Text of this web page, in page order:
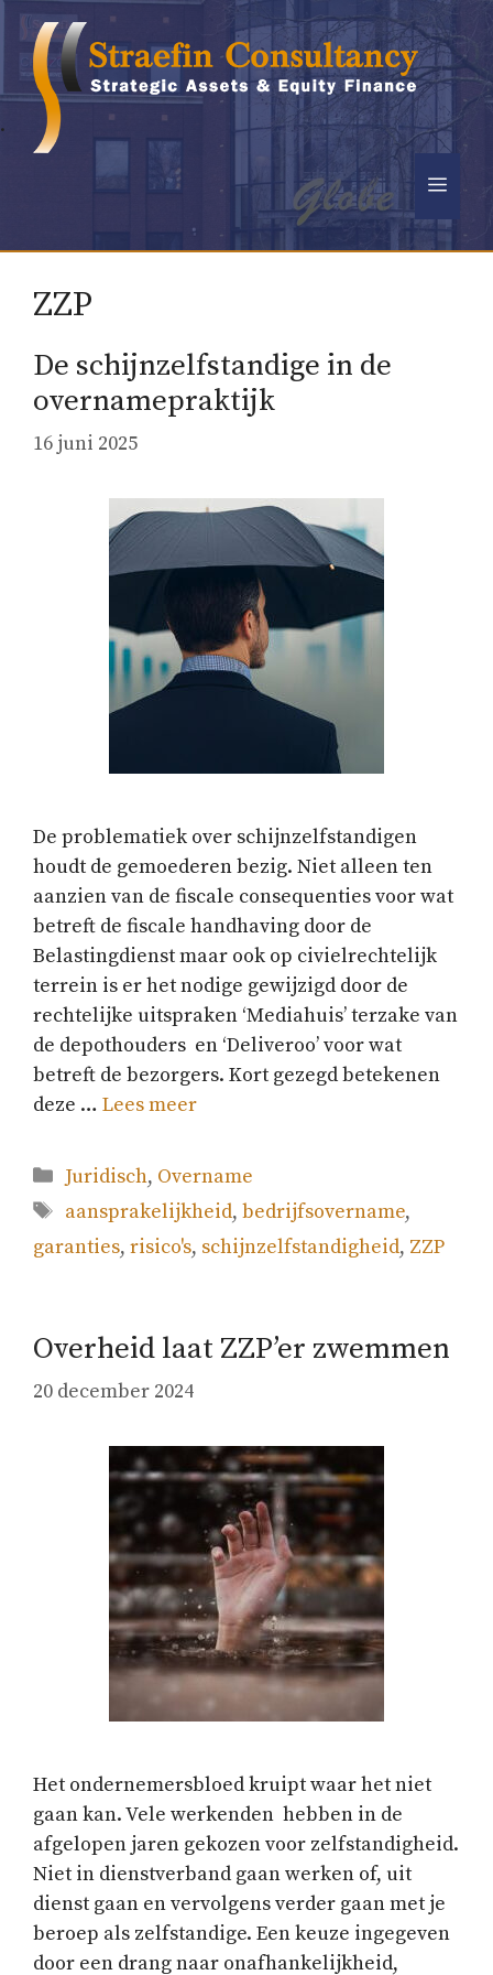
Ga
naar
inhoud
Menu
.
ZZP
De schijnzelfstandige in de
overnamepraktijk
16 juni 2025
De problematiek over schijnzelfstandigen
houdt de gemoederen bezig. Niet alleen ten
aanzien van de fiscale consequenties voor wat
betreft de fiscale handhaving door de
Belastingdienst maar ook op civielrechtelijk
terrein is er het nodige gewijzigd door de
rechtelijke uitspraken ‘Mediahuis’ terzake van
de depothouders en ‘Deliveroo’ voor wat
betreft de bezorgers. Kort gezegd betekenen
deze … Lees meer
Categorieën
Juridisch, Overname
Tags
aansprakelijkheid, bedrijfsovername,
garanties, risico's, schijnzelfstandigheid, ZZP
Overheid laat ZZP’er zwemmen
20 december 2024
Het ondernemersbloed kruipt waar het niet
gaan kan. Vele werkenden hebben in de
afgelopen jaren gekozen voor zelfstandigheid.
Niet in dienstverband gaan werken of, uit
dienst gaan en vervolgens verder gaan met je
beroep als zelfstandige. Een keuze ingegeven
door een drang naar onafhankelijkheid,